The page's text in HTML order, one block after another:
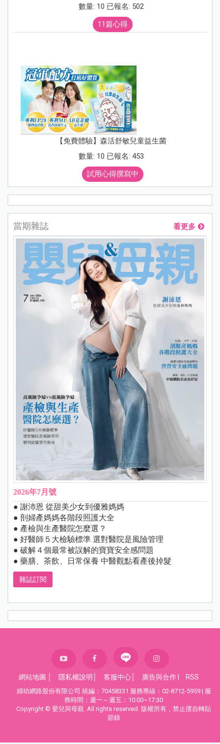
數量: 10 已報名: 502
11篇心得
【免費體驗】森活舒敏兒童益生菌
數量: 10 已報名: 453
試用心得撰寫中
當期雜誌 看更多
2026年7月號
● 謝沛恩 從甜美少女到優雅媽媽
● 剖婦產媽媽各階段照護大全
● 產檢與生產醫院怎麼選？
● 好醫師５大檢驗標準 選對醫院是風險管理
● 破解４個最常被誤解的寶寶安全感問題
● 藥膳、茶飲、日常保養 中醫觀點看產後掉髮
雜誌訂閱
網站地圖 隱私權說明 客服中心 廣告與合作 RSS
婦幼網路股份有限公司 統編：70458331 服務專線：02-8712-5959 | 服
務時間：週一～週五：10:00~17:30
Copyright © 嬰兒與母親. All rights reserved. 版權所有，禁止擅自轉貼
節錄